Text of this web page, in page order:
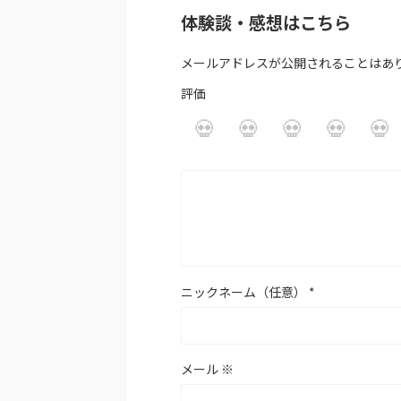
体験談・感想はこちら
メールアドレスが公開されることはあ
評価
ニックネーム（任意） *
メール ※